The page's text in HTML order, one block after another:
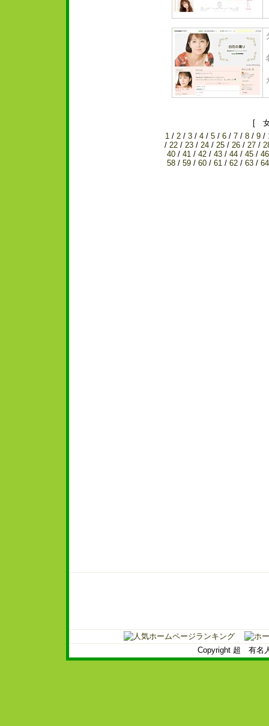
[
1/ 2/ 3/ 4/ 5/ 6/ 7/ 8/ 9/
/ 22/ 23/ 24/ 25/ 26/ 27/
40/ 41/ 42/ 43/ 44/ 45/ 46
58/ 59/ 60/ 61/ 62/ 63/ 64
Copyright 超 有名